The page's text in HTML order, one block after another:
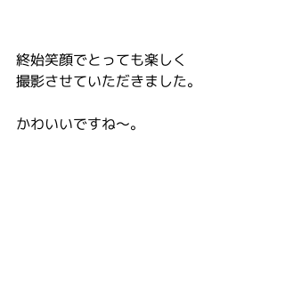
終始笑顔でとっても楽しく
撮影させていただきました。
かわいいですね〜。